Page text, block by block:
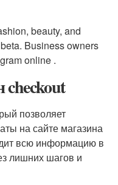
beauty, and
Business owners
online .
checkout
позволяет
на сайте магазина
всю информацию в
лишних шагов и